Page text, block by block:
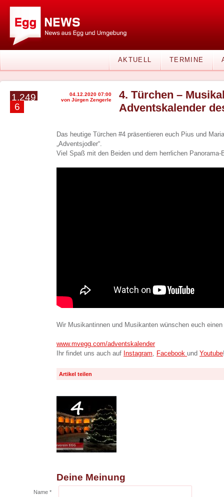
AKTUELL TERMINE
1.249
6
04.12.2020 07:00
von Jürgen Zengerle
4. Türchen –
Adventskalender
Das heutige Türchen #4 präsentieren euch Pius und
„Adventsjodler“.
Viel Spaß mit den Beiden und dem herrlichen Panorama-
Wir Musikantinnen und Musikanten wünschen euch
www.mvegg.com/adventskalender
Ihr findet uns auch auf Instagram, Facebook und Youtube
Artikel teilen
Deine Meinung
Name *